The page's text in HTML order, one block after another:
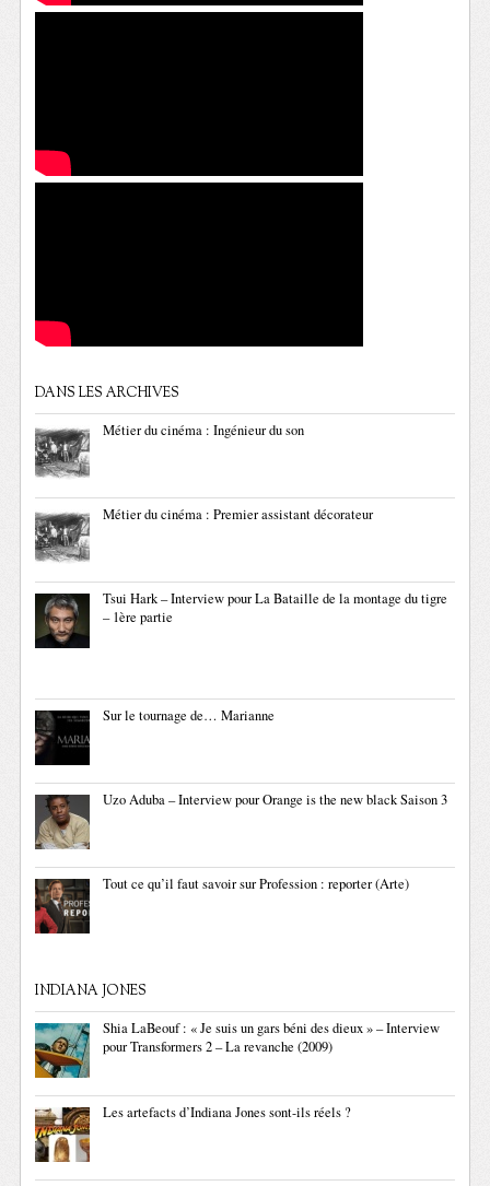
DANS LES ARCHIVES
Métier du cinéma : Ingénieur du son
Métier du cinéma : Premier assistant décorateur
Tsui Hark – Interview pour La Bataille de la montage du tigre
– 1ère partie
Sur le tournage de… Marianne
Uzo Aduba – Interview pour Orange is the new black Saison 3
Tout ce qu’il faut savoir sur Profession : reporter (Arte)
INDIANA JONES
Shia LaBeouf : « Je suis un gars béni des dieux » – Interview
pour Transformers 2 – La revanche (2009)
Les artefacts d’Indiana Jones sont-ils réels ?